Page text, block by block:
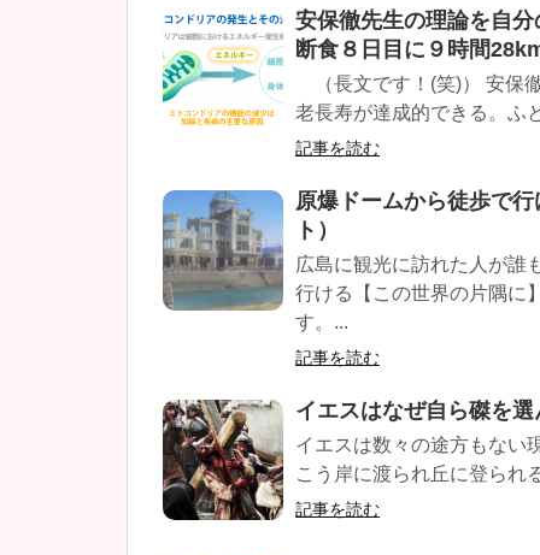
安保徹先生の理論を自
断食８日目に９時間
（長文です！(笑)） 安保
老長寿が達成的できる。ふ
記事を読む
原爆ドームから徒歩で
ト）
広島に観光に訪れた人が誰
行ける【この世界の片隅に
す。...
記事を読む
イエスはなぜ自ら磔を
イエスは数々の途方もない
こう岸に渡られ丘に登られ
記事を読む